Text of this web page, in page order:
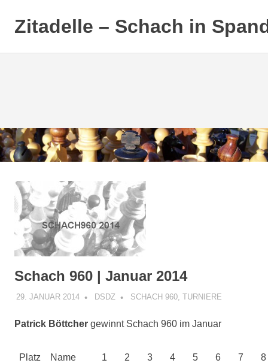
Zum
Inhalt
springen
Zitadelle – Schach in
Schach 960 | Januar 2014
29. JANUAR 2014 DSDZ SCHACH 960, TURNIERE
Patrick Böttcher gewinnt Schach 960 im Januar
Platz Name 1 2 3 4 5 6 7 8